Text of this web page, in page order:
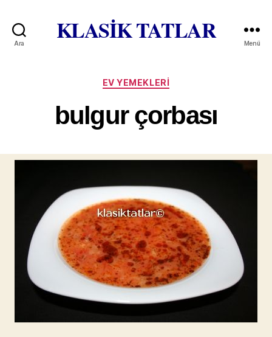
Ara KLASİK TATLAR Menü
Kategoriler
EV YEMEKLERI
bulgur çorbası